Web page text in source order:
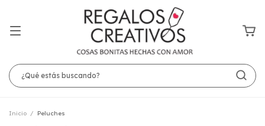
Inicio / Peluches